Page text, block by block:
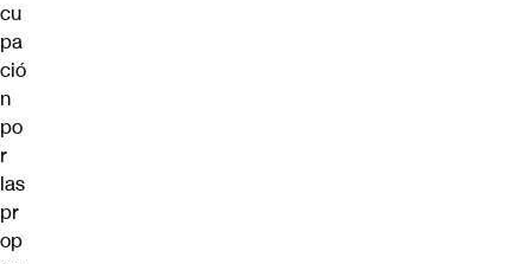
cu
pa
ció
n
po
r
las
pr
op